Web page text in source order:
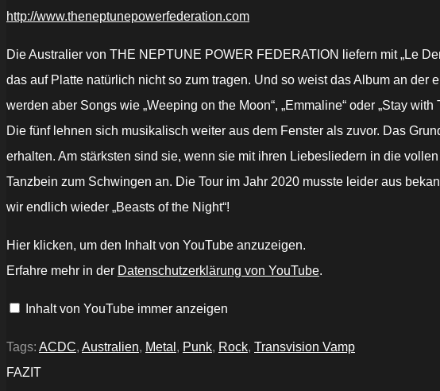
http://www.theneptunepowerfederation.com
Die Australier von THE NEPTUNE POWER FEDERATION liefern mit „Le
das auf Platte natürlich nicht so zum tragen. Und so weist das Album an der
werden aber Songs wie „Weeping on the Moon“, „Emmaline“ oder „Stay
Die fünf lehnen sich musikalisch weiter aus dem Fenster als zuvor. Das
erhalten. Am stärksten sind sie, wenn sie mit ihren Liebesliedern in die
Tanzbein zum Schwingen an. Die Tour im Jahr 2020 musste leider aus
wir endlich wieder „Beasts of the Night“!
„THE
NEPTUNE
FEDERATION
PENNEY
Beasts
The
Hier klicken, um den Inhalt von YouTube anzuzeigen.
Erfahre mehr in der Datenschutzerklärung von YouTube.
Inhalt von YouTube immer anzeigen
Tags: ACDC, Australien, Metal , Punk, Rock, Transvision Vamp
FAZIT